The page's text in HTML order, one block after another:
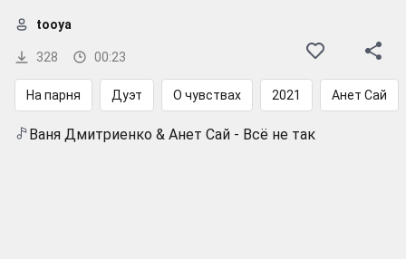
328 00:23
tooya
На парня Дуэт О чувствах 2021 Анет Сай
Ваня Дмитриенко & Анет Сай - Всё не так